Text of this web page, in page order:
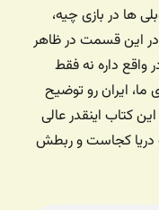
ها در بازی چیه،
در این قسمت در ظاهر
داره نه فقط
ما، ایران رو توضیح
کتاب اینقدر عالی
دریا کجاست و ربطش